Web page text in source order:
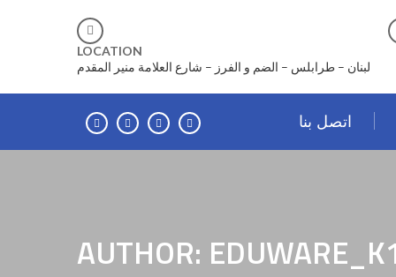
LOCATION
لبنان – طرابلس – الضم و الفرز – شارع العلامة منير المقدم
اتصل بنا
AUTHOR: